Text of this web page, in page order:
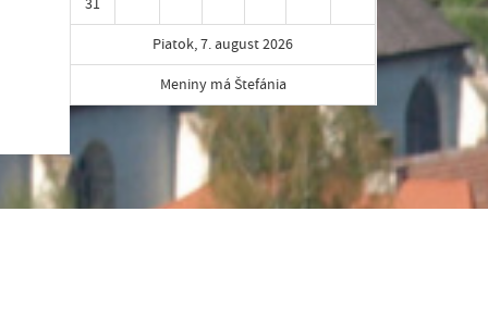
Piatok, 7. august 2026
Meniny má Štefánia